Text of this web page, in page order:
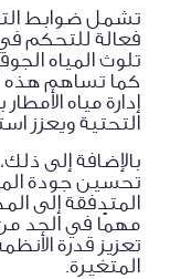
تشمل ضوابط
فعالة للتحكم
تلوث المياه
كما تساهم هذه
إدارة مياه
التحتية ويعزز
بالإضافة إلى
تحسين جودة
المتدفقة إلى
مهمًا في الحد من
تعزيز قدرة
المتغيرة.